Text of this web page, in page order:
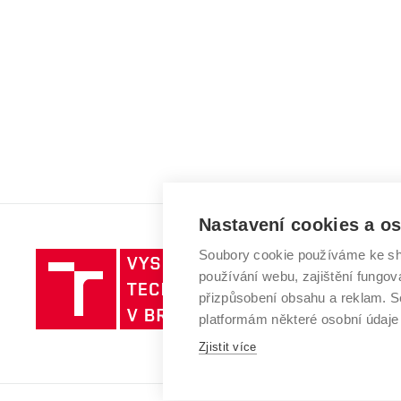
Vysoké
učení
technické
v
Nastavení cookies a
Soubory cookie používáme ke
používání webu, zajištění
přizpůsobení obsahu a reklam.
platformám některé osobní
Zjistit více